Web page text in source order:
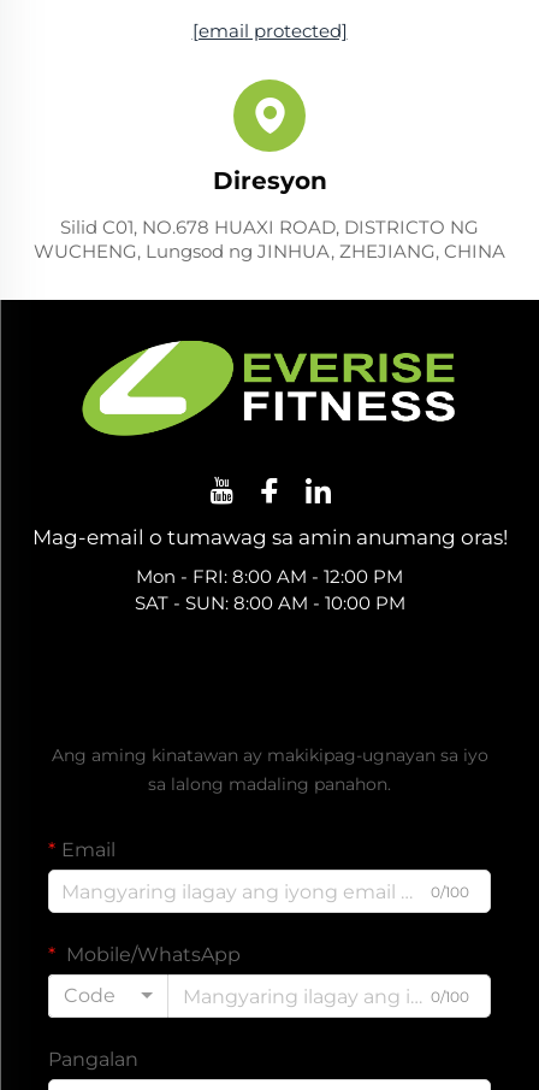
[email protected]
Diresyon
Silid C01, NO.678 HUAXI ROAD, DISTRICTO NG
WUCHENG, Lungsod ng JINHUA, ZHEJIANG, CHINA
Mag-email o tumawag sa amin anumang oras!
Mon - FRI: 8:00 AM - 12:00 PM
SAT - SUN: 8:00 AM - 10:00 PM
Ang aming kinatawan ay makikipag-ugnayan sa iyo
sa lalong madaling panahon.
Email
0/100
Mobile/WhatsApp
Code
0/100
Pangalan